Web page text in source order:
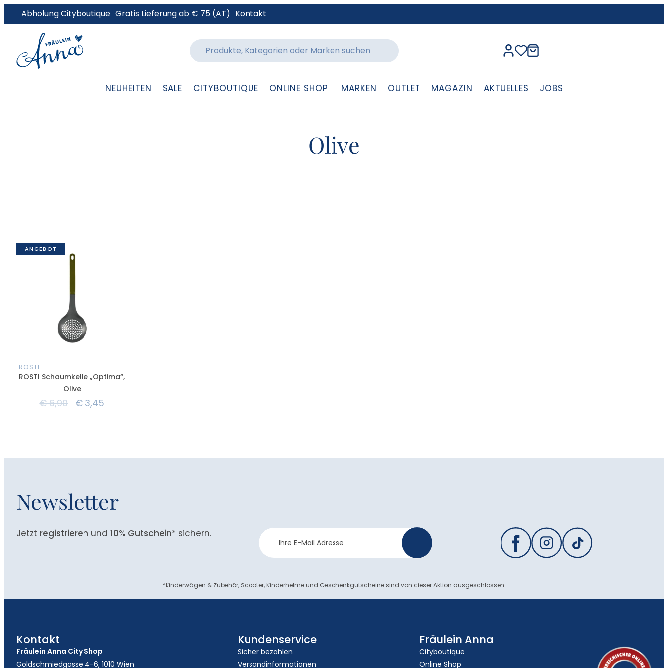
Abholung Cityboutique Gratis Lieferung ab € 75 (AT) Kontakt
NEUHEITEN SALE CITYBOUTIQUE ONLINE SHOP MARKEN OUTLET MAGAZIN AKTUELLES JOBS
Olive
ANGEBOT
ROSTI
ROSTI Schaumkelle „Optima“,
Olive
€6,90 € 3,45
Newsletter
Jetzt registrieren und 10% Gutschein* sichern.
Newsletter
Anmeldung
*Kinderwägen & Zubehör, Scooter, Kinderhelme und Geschenkgutscheine sind von dieser Aktion ausgeschlossen.
Kontakt
Fräulein Anna City Shop
Goldschmiedgasse 4-6, 1010 Wien
Kundenservice
Sicher bezahlen
Versandinformationen
Fräulein Anna
Cityboutique
Online Shop